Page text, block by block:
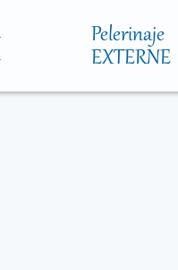
Pelerinaje
EXTERNE